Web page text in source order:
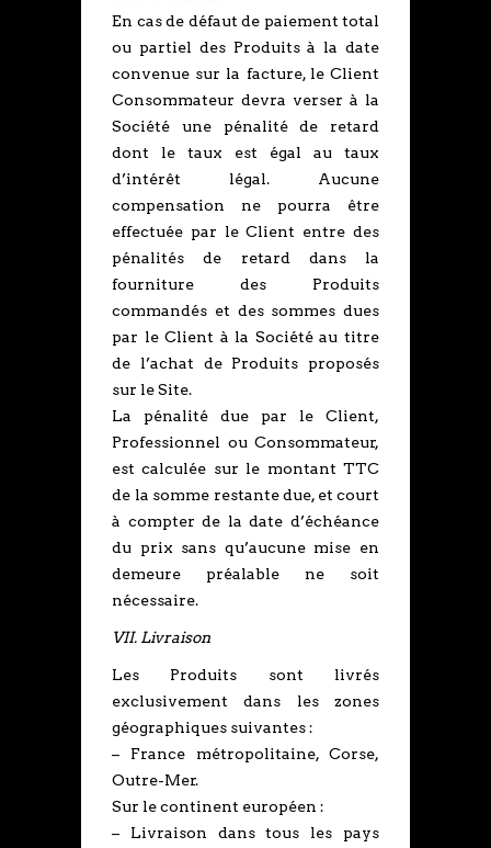
En cas de défaut de paiement total
ou partiel des Produits à la date
convenue sur la facture, le Client
Consommateur devra verser à la
Société une pénalité de retard
dont le taux est égal au taux
d’intérêt légal. Aucune
compensation ne pourra être
effectuée par le Client entre des
pénalités de retard dans la
fourniture des Produits
commandés et des sommes dues
par le Client à la Société au titre
de l’achat de Produits proposés
sur le Site.
La pénalité due par le Client,
Professionnel ou Consommateur,
est calculée sur le montant TTC
de la somme restante due, et court
à compter de la date d’échéance
du prix sans qu’aucune mise en
demeure préalable ne soit
nécessaire.
VII. Livraison
Les Produits sont livrés
exclusivement dans les zones
géographiques suivantes :
– France métropolitaine, Corse,
Outre-Mer.
Sur le continent européen :
– Livraison dans tous les pays